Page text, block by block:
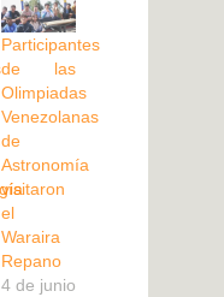
Participantes
de las
Olimpiadas
Venezolanas
de
Astronomía
visitaron
el
Waraira
Repano
4 de junio